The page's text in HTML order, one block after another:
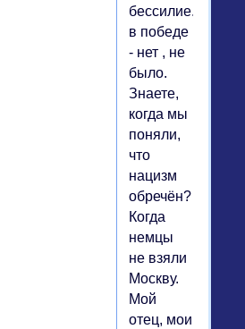
в победе
- нет , не
было.
Знаете,
когда мы
поняли,
что
нацизм
обречён?
Когда
немцы
не взяли
Москву.
Мой
отец, мои